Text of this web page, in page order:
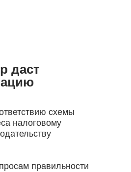
правильности
схемы
налоговому
даст